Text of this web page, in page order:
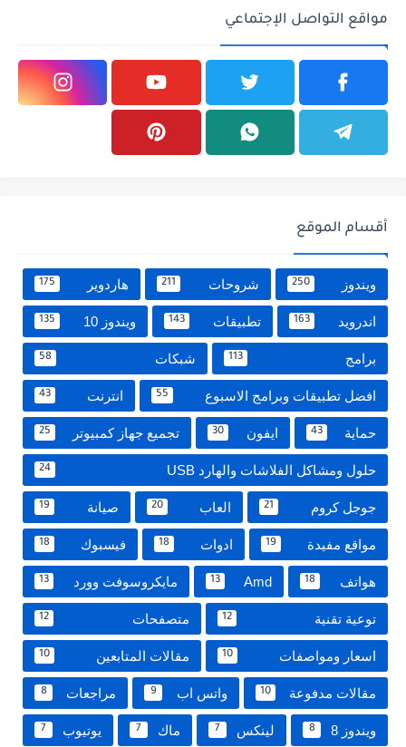
مواقع التواصل الإجتماعي
أقسام الموقع
ويندوز 250 شروحات 211 هاردوير 175
اندرويد 163 تطبيقات 143 ويندوز 10 135
برامج 113 شبكات 58
افضل تطبيقات وبرامج الاسبوع 55 انترنت 43
حماية 43 ايفون 30 تجميع جهاز كمبيوتر 25
حلول ومشاكل الفلاشات والهارد USB 24
جوجل كروم 21 العاب 20 صيانة 19
مواقع مفيدة 19 ادوات 18 فيسبوك 18
هواتف 18
Amd
13 مايكروسوفت وورد 13
توعية تقنية 12 متصفحات 12
اسعار ومواصفات 10 مقالات المتابعين 10
مقالات مدفوعة 10 واتس اب 9 مراجعات 8
ويندوز 8 8 لينكس 7 ماك 7 يوتيوب 7